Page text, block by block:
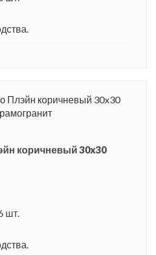
коричневый 30x30
шт.